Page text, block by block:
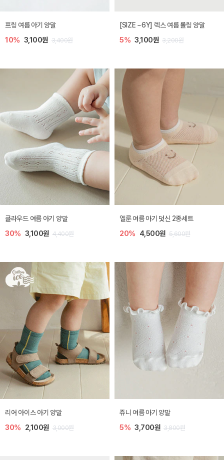
프링 여름 아기 양말
10% 3,100원 3,400원
[SIZE ~6Y] 렉스 여름 롤링 양말
5% 3,100원 3,200원
클라우드 여름 아기 양말
30% 3,100원 4,400원
엘룬 여름 아기 덧신 2종세트
20% 4,500원 5,600원
리어 아이스 아기 양말
30% 2,100원 3,000원
쥬니 여름 아기 양말
5% 3,700원 3,800원